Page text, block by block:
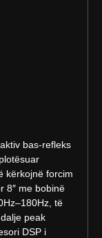
bas-refleks
kërkojnë forcim
8″ me bobinë
të
peak
DSP i